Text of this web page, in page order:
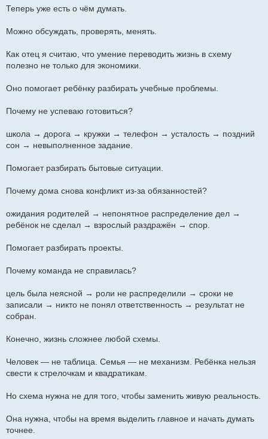
Теперь уже есть о чём думать.
Можно обсуждать, проверять, менять.
Как отец я считаю, что умение переводить жизнь в схему
полезно не только для экономики.
Оно помогает ребёнку разбирать учебные проблемы.
Почему не успеваю готовиться?
школа → дорога → кружки → телефон → усталость → поздний
сон → невыполненное задание.
Помогает разбирать бытовые ситуации.
Почему дома снова конфликт из-за обязанностей?
ожидания родителей → непонятное распределение дел →
ребёнок не сделал → взрослый раздражён → спор.
Помогает разбирать проекты.
Почему команда не справилась?
цель была неясной → роли не распределили → сроки не
записали → никто не понял ответственность → результат не
собран.
Конечно, жизнь сложнее любой схемы.
Человек — не таблица. Семья — не механизм. Ребёнка нельзя
свести к стрелочкам и квадратикам.
Но схема нужна не для того, чтобы заменить живую реальность.
Она нужна, чтобы на время выделить главное и начать думать
точнее.